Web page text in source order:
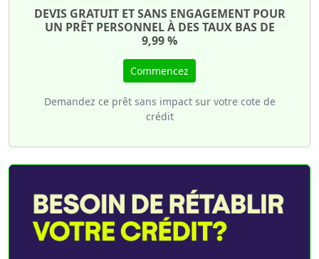
DEVIS GRATUIT ET SANS ENGAGEMENT POUR
UN PRÊT PERSONNEL À DES TAUX BAS DE
9,99 %
Commencez
Demandez ce prêt sans impact sur votre cote de
crédit